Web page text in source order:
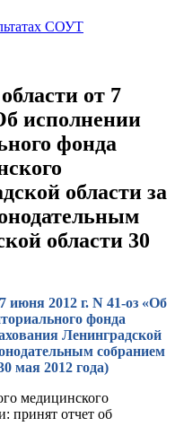
СОУТ
от 7
исполнении
фонда
области за
области 30
июня 2012 г. N 41-оз «Об
фонда
Ленинградской
собранием
мая 2012 года)
медицинского
принят отчет об